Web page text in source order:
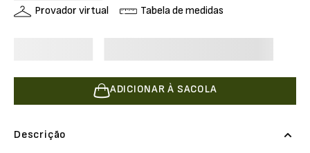
Provador virtual Tabela de medidas
ADICIONAR À SACOLA
Descrição